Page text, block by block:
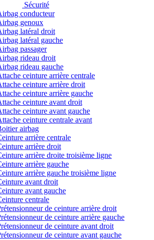
Sécurité
conducteur
genoux
latéral droit
latéral gauche
passager
rideau droit
rideau gauche
ceinture arrière centrale
ceinture arrière droit
ceinture arrière gauche
ceinture avant droit
ceinture avant gauche
ceinture centrale avant
airbag
arrière centrale
arrière droit
arrière droite troisième ligne
arrière gauche
arrière gauche troisième ligne
avant droit
avant gauche
centrale
de ceinture arrière droit
de ceinture arrière gauche
de ceinture avant droit
de ceinture avant gauche